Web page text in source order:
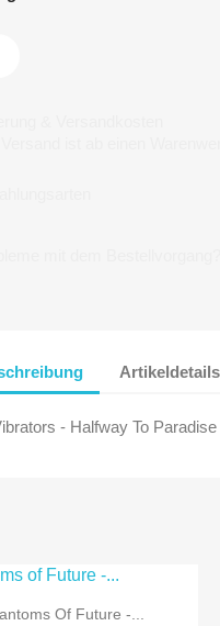
Artikeldetails
- Halfway To
 Vorschau
Of Future -...